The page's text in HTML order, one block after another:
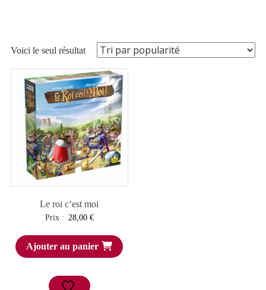
Voici le seul résultat
Le roi c’est moi
Prix : 28,00 €
Ajouter au panier